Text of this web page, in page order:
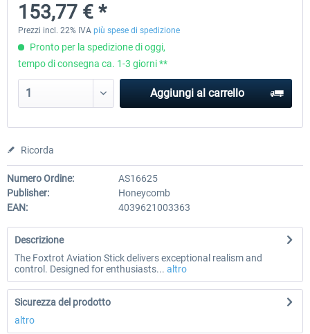
153,77 € *
153,77 € *
Prezzi incl. 22% IVA più spese di spedizione
Pronto per la spedizione di oggi,
tempo di consegna ca. 1-3 giorni **
Aggiungi al carrello
Ricorda
Numero Ordine:
AS16625
Publisher:
Honeycomb
EAN:
4039621003363
Descrizione
The Foxtrot Aviation Stick delivers exceptional realism and
control. Designed for enthusiasts... altro
Sicurezza del prodotto
altro